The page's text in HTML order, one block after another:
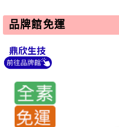
品牌館免運